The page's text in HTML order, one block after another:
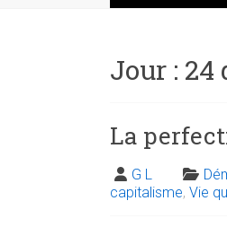
Jour : 24
La
G L
capitalisme, Vie